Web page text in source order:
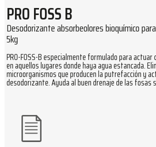
PRO FOSS B
Desodorizante absorbeolores bioquímico
5kg
PRO-FOSS-B especialmente formulado para
en aquellos lugares donde haya agua estancada.
microorganismos que producen la putrefacción y
desodorizante. Ayuda al buen drenaje de las fosas